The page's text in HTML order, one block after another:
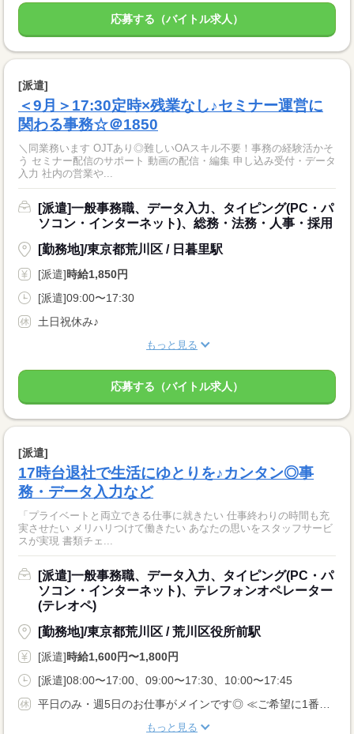
応募する（バイトル求人）
[派遣]
＜9月＞17:30定時×残業なし♪セミナー運営に
関わる事務☆＠1850
＼同業務います OJTあり◎難しいOAスキル不要！事務の経験活かそ
う セミナー配信のサポート 動画の配信・編集 申し込み受付・データ
入力 社内の営業や...
[派遣]一般事務職、データ入力、タイピング(PC・パ
ソコン・インターネット)、総務・法務・人事・採用
[勤務地]/東京都荒川区 / 日暮里駅
[派遣]時給1,850円
[派遣]09:00〜17:30
土日祝休み♪
もっと見る
応募する（バイトル求人）
[派遣]
17時台退社で生活にゆとりを♪カンタン◎事
務・データ入力など
「プライベートと両立できる仕事に就きたい 仕事終わりの時間も充
実させたい メリハリつけて働きたい あなたの思いをスタッフサービ
スが実現 書類チェ...
[派遣]一般事務職、データ入力、タイピング(PC・パ
ソコン・インターネット)、テレフォンオペレーター
(テレオペ)
[勤務地]/東京都荒川区 / 荒川区役所前駅
[派遣]時給1,600円〜1,800円
[派遣]08:00〜17:00、09:00〜17:30、10:00〜17:45
平日のみ・週5日のお仕事がメインです◎ ≪ご希望に1番近いお仕事をご紹介いたします♪≫
もっと見る